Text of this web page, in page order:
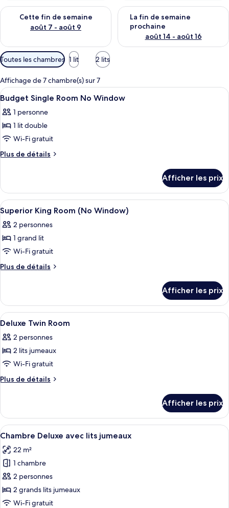
Cette fin de semaine
août 7 - août 9
Vérifier la disponibilité pour cette fin de semaine août 7 -
La fin de semaine
prochaine
août 14 - août 16
Vérifier la disponibilité pour
Filtres
disponibles
pour
les
chambres
Toutes les chambres 1 lit 2 lits
Affichage de 7 chambre(s) sur 7
Afficher
toutes
les
photos
pour
ce
chambre :
Budget
Single
Room
No
Window
Literie de qualité, coffre-fort pour
5
Budget Single Room No Window
1 personne
1 lit double
Wi-Fi gratuit
Plus de détails
Plus
Budget
Single
Room
Window
Afficher les prix
Afficher
toutes
les
photos
pour
ce
chambre :
Superior
King
Room
(No
Window)
Literie de qualité, coffre-fort pour
4
Superior King Room (No Window)
2 personnes
1 grand lit
Wi-Fi gratuit
Plus de détails
Plus
Superior
King
Room
Window)
Afficher les prix
Afficher
toutes
les
photos
pour
ce
chambre :
Deluxe
Twin
Room
Literie de qualité, coffre-fort pour
6
Deluxe Twin Room
2 personnes
2 lits jumeaux
Wi-Fi gratuit
Plus de détails
Plus
Deluxe
Twin
Room
Afficher les prix
Afficher
toutes
les
photos
pour
ce
type
Une chambre d’hôtel avec deux
5
Chambre Deluxe avec lits jumeaux
22 m²
1 chambre
2 personnes
2 grands lits jumeaux
Wi-Fi gratuit